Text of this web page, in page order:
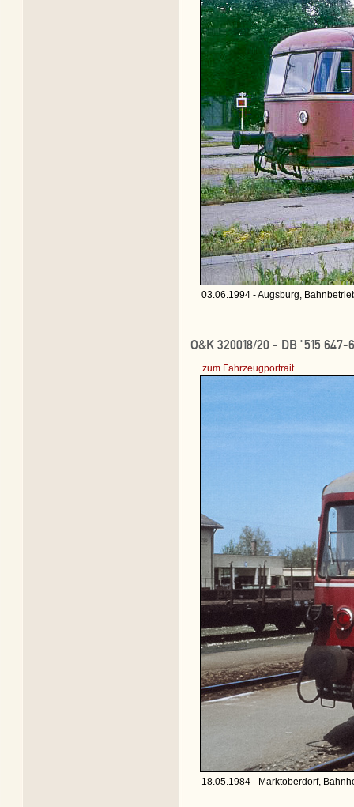
03.06.1994 - Augsburg,
O&K 320018/20 - DB "515 647-
zum Fahrzeugportrait
18.05.1984 - Marktoberdorf,